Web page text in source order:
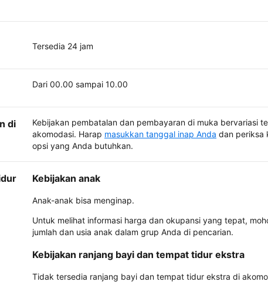
Tersedia 24 jam
Dari 00.00 sampai 10.00
di
Kebijakan pembatalan dan pembayaran di muka bervariasi
akomodasi. Harap masukkan tanggal inap Anda dan periksa
opsi yang Anda butuhkan.
Kebijakan anak
Anak-anak bisa menginap.
Untuk melihat informasi harga dan okupansi yang tepat,
jumlah dan usia anak dalam grup Anda di pencarian.
Kebijakan ranjang bayi dan tempat tidur ekstra
Tidak tersedia ranjang bayi dan tempat tidur ekstra di